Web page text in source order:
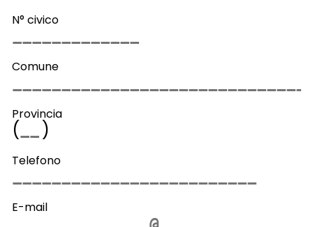
N° civico
Comune
Provincia
( )
Telefono
E-mail